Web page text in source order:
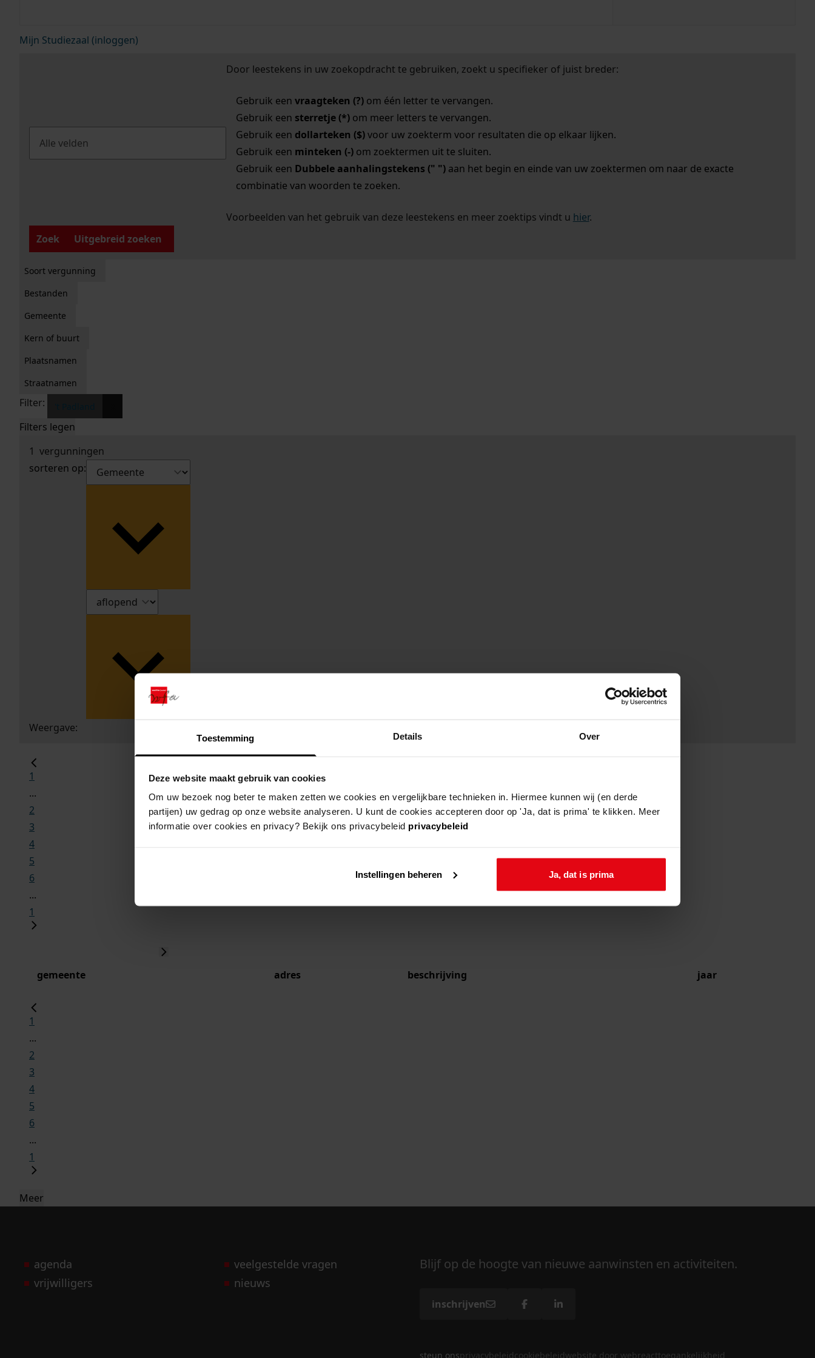
Toestemming Details Over
Deze website maakt gebruik van cookies
Om uw bezoek nog beter te maken zetten we cookies en vergelijkbare technieken in. Hiermee kunnen wij (en derde
partijen) uw gedrag op onze website analyseren. U kunt de cookies accepteren door op 'Ja, dat is prima' te klikken. Meer
informatie over cookies en privacy? Bekijk ons privacybeleid privacybeleid
Instellingen beheren Ja, dat is prima
Mijn Studiezaal (inloggen)
Door leestekens in uw zoekopdracht te gebruiken, zoekt u specifieker of juist breder:
Gebruik een vraagteken (?)om één letter te vervangen.
Gebruik een sterretje (*)om meer letters te vervangen.
Gebruik een dollarteken ($)voor uw zoekterm voor resultaten die op elkaar lijken.
Gebruik een minteken (-)om zoektermen uit te sluiten.
Gebruik een Dubbele aanhalingstekens (" ")aan het begin en einde van uw zoektermen om naar de exacte
combinatie van woorden te zoeken.
Voorbeelden van het gebruik van deze leestekens en meer zoektips vindt u hier.
Zoek
Uitgebreid zoeken
Soort vergunning
Bestanden
Gemeente
Kern of buurt
Plaatsnamen
Straatnamen
Filter:
Filters legen
1 vergunningen
sorteren op:
Weergave:
1
...
2
3
4
5
6
...
1
gemeente adres beschrijving jaar
1
...
2
3
4
5
6
...
1
Meer
agenda
vrijwilligers
veelgestelde vragen
nieuws
Blijf op de hoogte van nieuwe aanwinsten en activiteiten.
inschrijven
steun onsprivacybeleidcookiebeleidwebsite door webreacttoegankelijkheid